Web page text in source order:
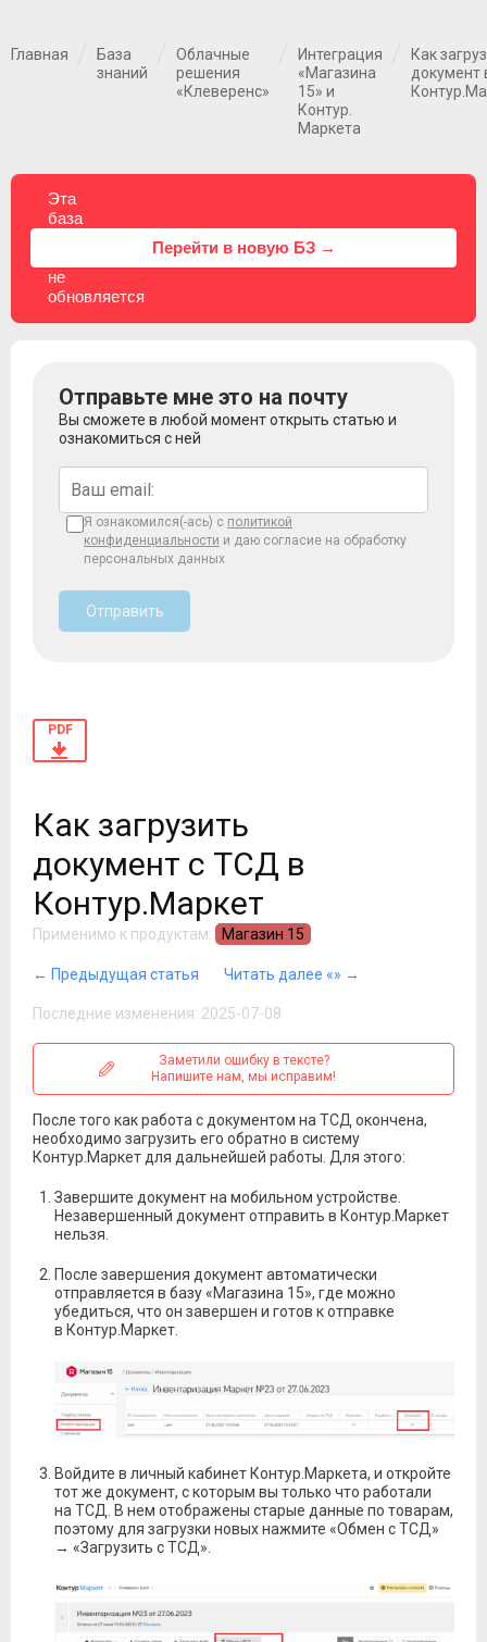
Главная
База
знаний
Облачные
решения
«Клеверенс»
Интеграция
«Магазина
15» и
Контур.
Маркета
Как
документ
Эта
база
не
обновляется
Перейти в новую БЗ →
Отправьте мне это на почту
Вы сможете в любой момент открыть статью и
ознакомиться с ней
Я ознакомился(-ась) с политикой
конфиденциальности и даю согласие на обработку
персональных данных
Отправить
PDF
Как загрузить
документ с ТСД в
Контур.Маркет
Применимо к продуктам: Магазин 15
← Предыдущая статья Читать далее «» →
Последние изменения: 2025-07-08
Заметили ошибку в тексте?
Напишите нам, мы исправим!
После того как работа с документом на ТСД окончена,
необходимо загрузить его обратно в систему
Контур.Маркет для дальнейшей работы. Для этого:
Завершите документ на мобильном устройстве.
Незавершенный документ отправить в Контур.Маркет
нельзя.
После завершения документ автоматически
отправляется в базу «Магазина 15», где можно
убедиться, что он завершен и готов к отправке
в Контур.Маркет.
Войдите в личный кабинет Контур.Маркета, и откройте
тот же документ, с которым вы только что работали
на ТСД. В нем отображены старые данные по товарам,
поэтому для загрузки новых нажмите «Обмен с ТСД»
→ «Загрузить с ТСД».